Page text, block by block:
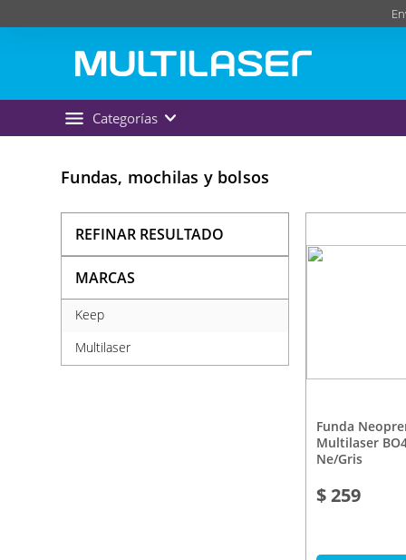
Categorías
Fundas, mochilas y bolsos
REFINAR RESULTADO
MARCAS
Keep
Multilaser
Funda Neopreno Para Tablet
Multilaser
Ne/Gris
$ 259